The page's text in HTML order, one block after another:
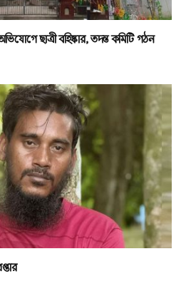
ছাত্রী বহিষ্কার, তদন্ত কমিটি গঠন